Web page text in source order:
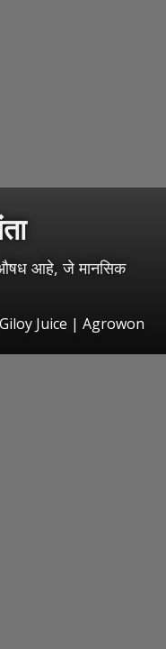
आहे, जे मानसिक
Juice | Agrowon